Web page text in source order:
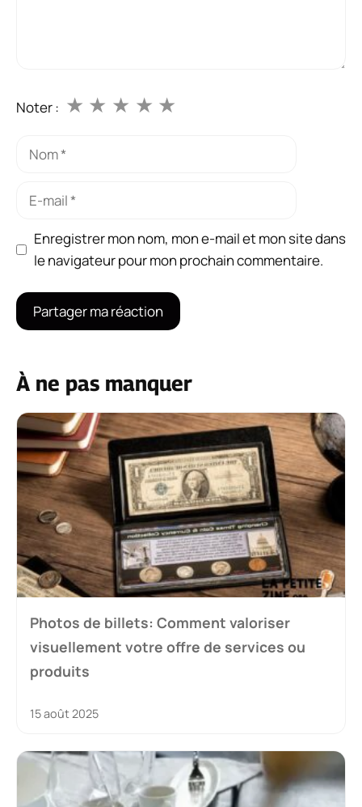
Noter : ★
★
★
★
★
Nom
Enregistrer mon nom, mon e-mail et mon site dans
le navigateur pour mon prochain commentaire.
À ne pas manquer
Photos de billets: Comment valoriser
visuellement votre offre de services ou
produits
15 août 2025